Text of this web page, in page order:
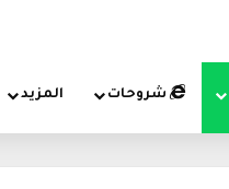
شروحات المزيد